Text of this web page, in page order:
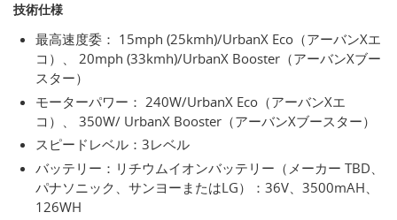
技術仕様
最高速度委： 15mph (25kmh)/UrbanX Eco（アーバンXエ
コ）、 20mph (33kmh)/UrbanX Booster（アーバンXブー
スター）
モーターパワー： 240W/UrbanX Eco（アーバンXエ
コ）、 350W/ UrbanX Booster（アーバンXブースター）
スピードレベル：3レベル
バッテリー：リチウムイオンバッテリー（メーカー TBD、
パナソニック、サンヨーまたはLG）：36V、3500mAH、
126WH